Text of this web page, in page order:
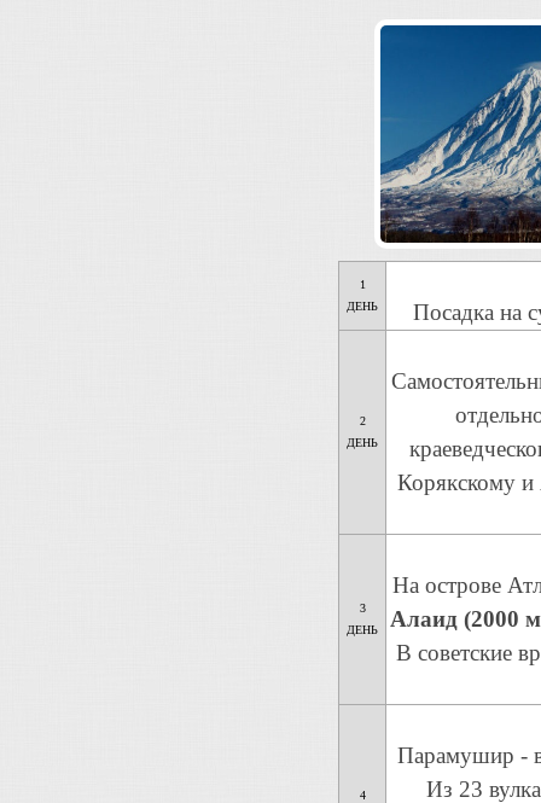
1
ДЕНЬ
Посадка на
2
ДЕНЬ
Корякскому и
3
ДЕНЬ
На острове
Алаид (2000
В советские
4
Парамушир -
Из 23